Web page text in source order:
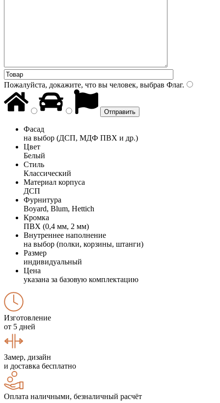
Пожалуйста, докажите, что вы человек, выбрав Флаг.
Фасад
на выбор (ДСП, МДФ ПВХ и др.)
Цвет
Белый
Стиль
Классический
Материал корпуса
ДСП
Фурнитура
Boyard, Blum, Hettich
Кромка
ПВХ (0,4 мм, 2 мм)
Внутреннее наполнение
на выбор (полки, корзины, штанги)
Размер
индивидуальный
Цена
указана за базовую комплектацию
Изготовление
от 5 дней
Замер, дизайн
и доставка бесплатно
Оплата наличными, безналичный расчёт